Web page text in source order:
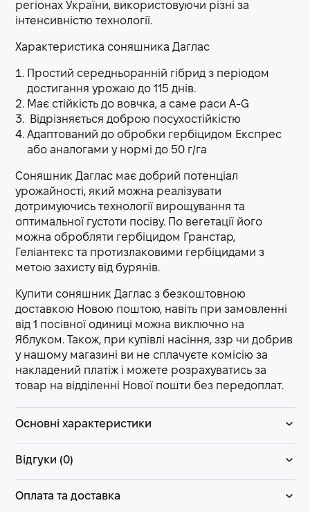
регіонах України, використовуючи різні за
інтенсивністю технології.
Характеристика соняшника Даглас
Простий середньоранній гібрид з періодом
достигання урожаю до 115 днів.
Має стійкість до вовчка, а саме раси A-G
Відрізняється доброю посухостійкістю
Адаптований до обробки гербіцидом Експрес
або аналогами у нормі до 50 г/га
Соняшник Даглас має добрий потенціал
урожайності, який можна реалізувати
дотримуючись технології вирощування та
оптимальної густоти посіву. По вегетації його
можна обробляти гербіцидом Гранстар,
Геліантекс та протизлаковими гербіцидами з
метою захисту від бурянів.
Купити соняшник Даглас з безкоштовною
доставкою Новою поштою, навіть при замовленні
від 1 посівної одиниці можна виключно на
Яблуком. Також, при купівлі насіння, ззр чи добрив
у нашому магазині ви не сплачуєте комісію за
накладений платіж і можете розрахуватись за
товар на відділенні Нової пошти без передоплат.
Основні характеристики
Відгуки (0)
Оплата та доставка